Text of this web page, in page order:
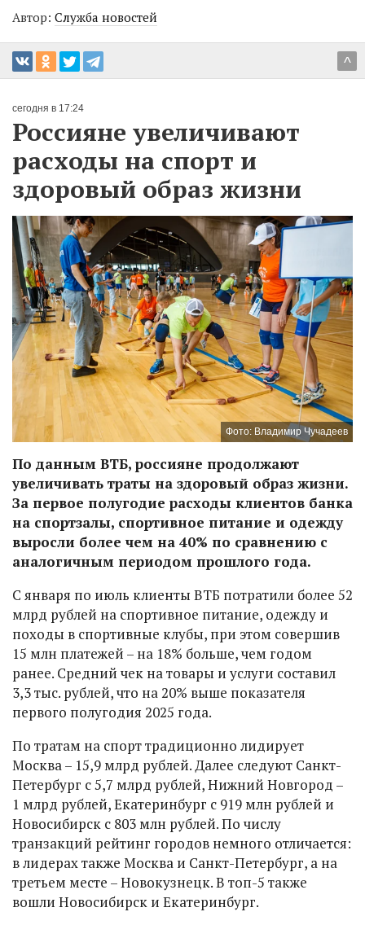
Автор: Служба новостей
^
сегодня в 17:24
Россияне увеличивают
расходы на спорт и
здоровый образ жизни
Фото: Владимир Чучадеев
По данным ВТБ, россияне продолжают
увеличивать траты на здоровый образ жизни.
За первое полугодие расходы клиентов банка
на спортзалы, спортивное питание и одежду
выросли более чем на 40% по сравнению с
аналогичным периодом прошлого года.
С января по июль клиенты ВТБ потратили более 52
млрд рублей на спортивное питание, одежду и
походы в спортивные клубы, при этом совершив
15 млн платежей – на 18% больше, чем годом
ранее. Средний чек на товары и услуги составил
3,3 тыс. рублей, что на 20% выше показателя
первого полугодия 2025 года.
По тратам на спорт традиционно лидирует
Москва – 15,9 млрд рублей. Далее следуют Санкт-
Петербург с 5,7 млрд рублей, Нижний Новгород –
1 млрд рублей, Екатеринбург с 919 млн рублей и
Новосибирск с 803 млн рублей. По числу
транзакций рейтинг городов немного отличается:
в лидерах также Москва и Санкт-Петербург, а на
третьем месте – Новокузнецк. В топ-5 также
вошли Новосибирск и Екатеринбург.